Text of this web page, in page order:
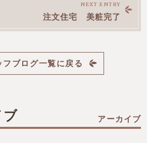
NEXT ENTRY
注文住宅 美粧完了
フブログ一覧に戻る
ブ